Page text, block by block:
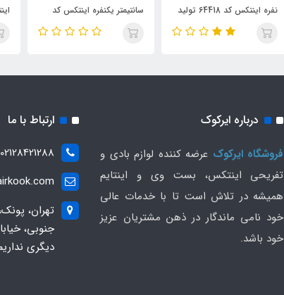
سانتیمتر یکنفره اینتکس کد
64488
اینتکس کد 64414 مدل 2017
درباره ایرکوک
فروشگاه ایرکوک عرضه کننده لوازم بادی و
تفریحی اینتکس، بست وی و اینتایم
همیشه در تلاش است تا با خدمات عالی
خود نامی ماندگار در ذهن مشتریان عزیز
خود باشد.
ارتباط با ما
02128421288
تهران،
دیگری